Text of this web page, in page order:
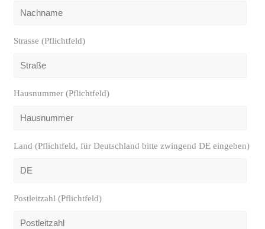
Strasse (Pflichtfeld)
Hausnummer (Pflichtfeld)
Land (Pflichtfeld, für Deutschland bitte zwingend DE eingeben)
Postleitzahl (Pflichtfeld)